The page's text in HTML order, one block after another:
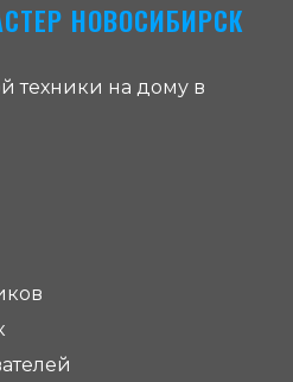
НОВОСИБИРСК
техники на дому в